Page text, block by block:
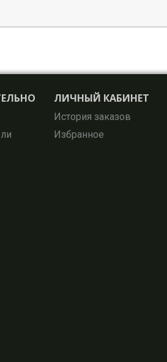
ЛИЧНЫЙ КАБИНЕТ
История заказов
Избранное